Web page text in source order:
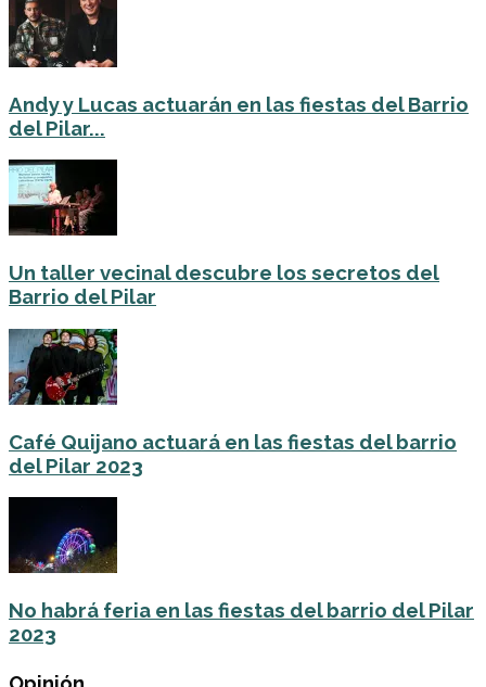
Andy y Lucas actuarán en las fiestas del Barrio
del Pilar...
Un taller vecinal descubre los secretos del
Barrio del Pilar
Café Quijano actuará en las fiestas del barrio
del Pilar 2023
No habrá feria en las fiestas del barrio del Pilar
2023